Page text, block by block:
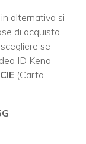
in alternativa si
di acquisto
se
ID Kena
CIE (Carta